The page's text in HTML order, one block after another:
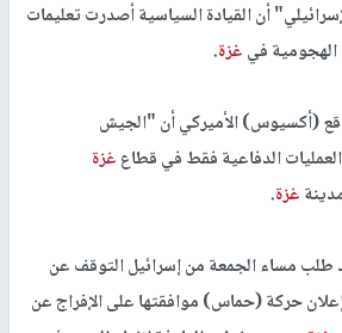
أن القيادة السياسية أصدرت تعليمات
فيغزة.
(أكسيوس) الأميركي أن "الجيش
الدفاعية فقط في قطاعغزة
غزة.
طلب مساء الجمعة من إسرائيل التوقف عن
حركة (حماس) موافقتها على الإفراج عن